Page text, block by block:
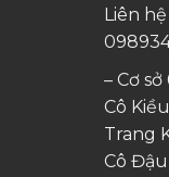
Liên
– Cơ sở
Cô
Trang
Cô Đậu